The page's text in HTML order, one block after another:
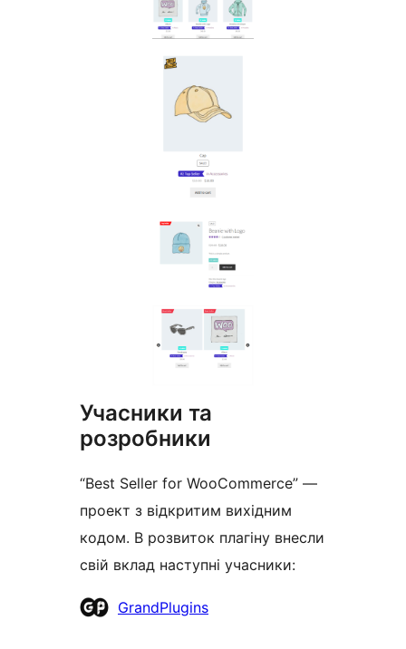
Учасники та
розробники
“Best Seller for WooCommerce” —
проект з відкритим вихідним
кодом. В розвиток плагіну внесли
свій вклад наступні учасники:
УчасникиGrandPlugins